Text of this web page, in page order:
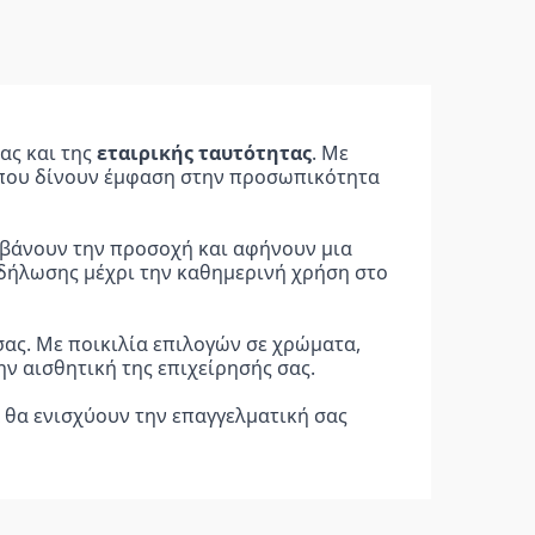
και της εταιρικής ταυτότητας. Με
δίνουν έμφαση στην προσωπικότητα
την προσοχή και αφήνουν μια
μέχρι την καθημερινή χρήση στο
Με ποικιλία επιλογών σε χρώματα,
αισθητική της επιχείρησής σας.
ενισχύουν την επαγγελματική σας